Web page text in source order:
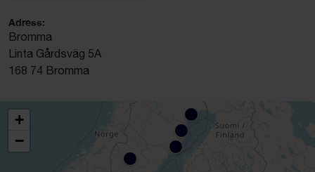
Adress:
Bromma
Linta Gårdsväg 5A
168 74 Bromma
+
−